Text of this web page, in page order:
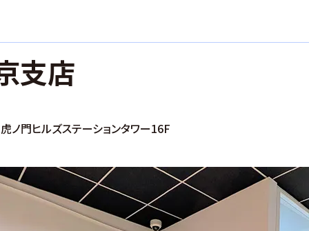
支店
門ヒルズステーションタワー16F